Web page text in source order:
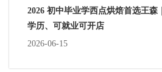
2026 初中毕业学西点烘焙首选王森
学历、可就业可开店
2026-06-15